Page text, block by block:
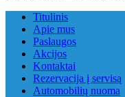
Titulinis
Apie mus
Paslaugos
Akcijos
Kontaktai
Rezervacija į servisą
Automobilių nuoma